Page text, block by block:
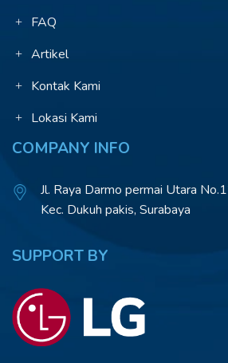
FAQ
Artikel
Kontak Kami
Lokasi Kami
COMPANY INFO
Jl. Raya Darmo permai Utara
Kec. Dukuh pakis, Surabaya
SUPPORT BY